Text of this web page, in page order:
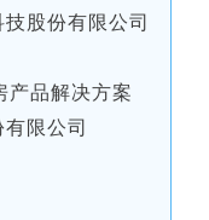
股份有限公司
产品解决方案
限公司